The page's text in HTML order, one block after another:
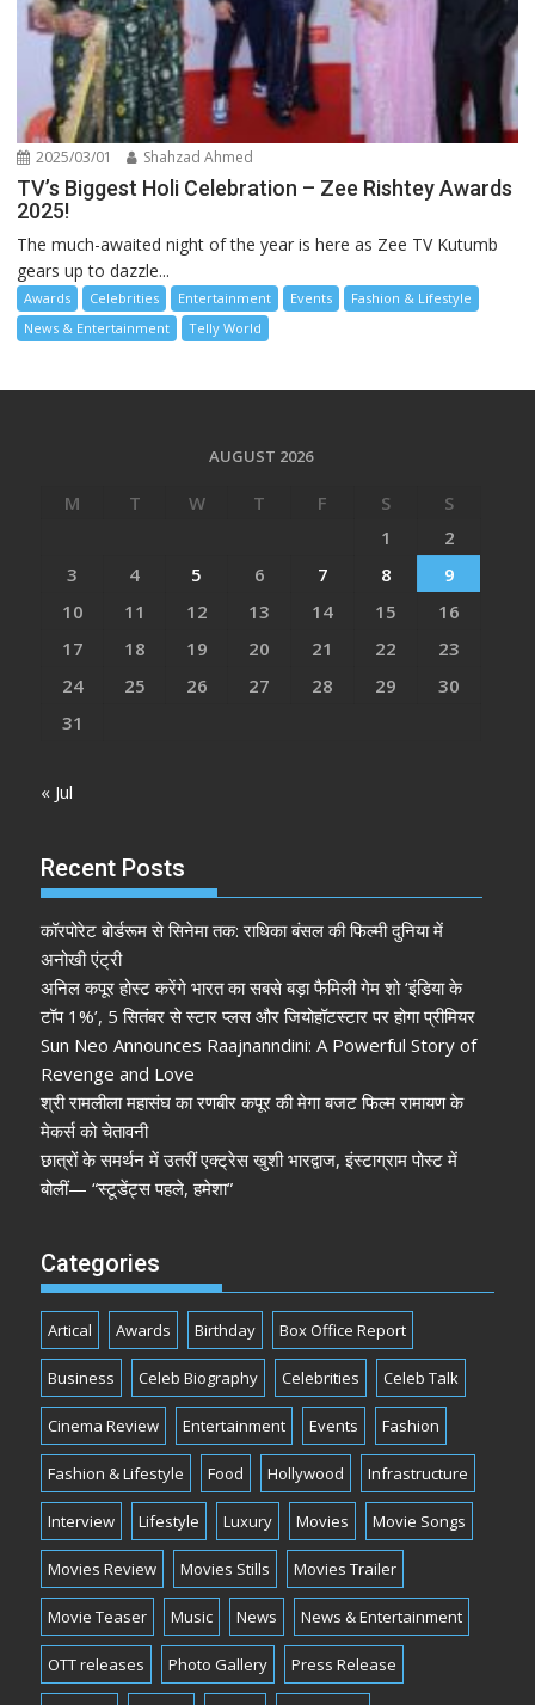
2025/03/01 Shahzad Ahmed
TV’s Biggest Holi Celebration – Zee Rishtey Awards
2025!
The much-awaited night of the year is here as Zee TV Kutumb
gears up to dazzle...
Awards Celebrities Entertainment Events
Fashion & Lifestyle
News & Entertainment
Telly World
AUGUST 2026
M T W T F S
S
1
2
3
4 5 6 7 8
9
10
11 12 13 14 15
16
17
18 19 20 21 22
23
24
25 26 27 28 29
30
31
« Jul
Recent Posts
कॉरपोरेट बोर्डरूम से सिनेमा तक: राधिका बंसल की फिल्मी दुनिया में
अनोखी एंट्री
अनिल कपूर होस्ट करेंगे भारत का सबसे बड़ा फैमिली गेम शो ‘इंडिया के
टॉप 1%’, 5 सितंबर से स्टार प्लस और जियोहॉटस्टार पर होगा प्रीमियर
Sun Neo Announces Raajnanndini: A Powerful Story of
Revenge and Love
श्री रामलीला महासंघ का रणबीर कपूर की मेगा बजट फिल्म रामायण के
मेकर्स को चेतावनी
छात्रों के समर्थन में उतरीं एक्ट्रेस खुशी भारद्वाज, इंस्टाग्राम पोस्ट में
बोलीं— “स्टूडेंट्स पहले, हमेशा”
Categories
Artical Awards Birthday Box Office Report
Business Celeb Biography Celebrities Celeb Talk
Cinema Review Entertainment Events Fashion
Fashion & Lifestyle Food Hollywood Infrastructure
Interview Lifestyle Luxury Movies Movie Songs
Movies Review Movies Stills Movies Trailer
Movie Teaser Music News News & Entertainment
OTT releases Photo Gallery Press Release